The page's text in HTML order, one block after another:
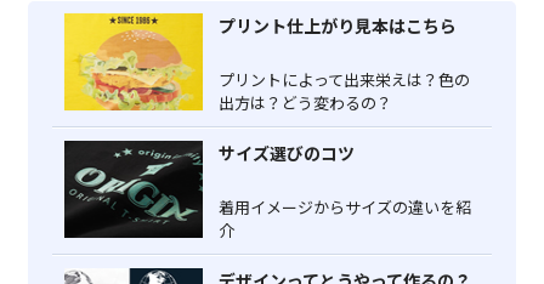
プリント仕上がり見本はこちら
プリントによって出来栄えは？色の
出方は？どう変わるの？
サイズ選びのコツ
着用イメージからサイズの違いを紹
介